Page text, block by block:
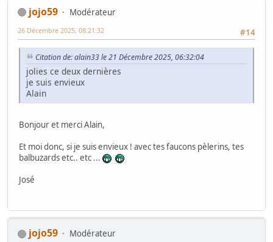
jojo59
Modérateur
#14
26 Décembre 2025, 08:21:32
Citation de: alain33 le 21 Décembre 2025, 06:32:04
jolies ce deux dernières
je suis envieux
Alain
Bonjour et merci Alain,
Et moi donc, si je suis envieux ! avec tes faucons pèlerins, tes
balbuzards etc.. etc ...
José
jojo59
Modérateur